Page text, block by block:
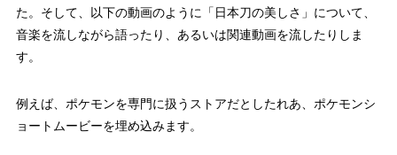
た。そして、以下の動画のように「日本刀の美しさ」について、
音楽を流しながら語ったり、あるいは関連動画を流したりしま
す。
例えば、ポケモンを専門に扱うストアだとしたれあ、ポケモンシ
ョートムービーを埋め込みます。